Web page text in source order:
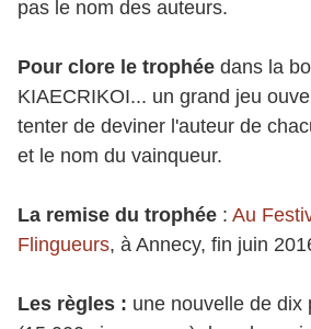
pas le nom des auteurs.
Pour clore le trophée dans la
KIAECRIKOI... un grand jeu
tenter de deviner l'auteur de
et le nom du vainqueur.
La remise du trophée : Au
Flingueurs, à Annecy, fin juin
Les règles : une nouvelle de dix